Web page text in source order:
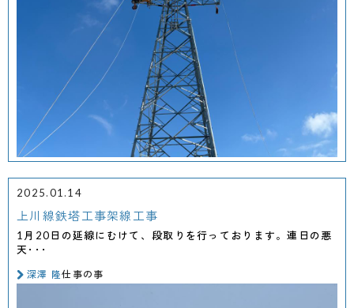
2025.01.14
上川線鉄塔工事架線工事
1月20日の延線にむけて、段取りを行っております。連日の悪
天･･･
深澤 隆仕事の事